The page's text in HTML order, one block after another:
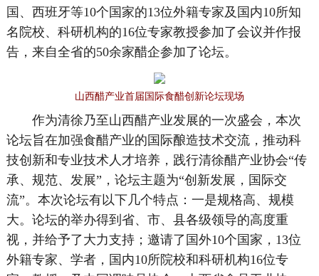
国、西班牙等10个国家的13位外籍专家及国内10所知
名院校、科研机构的16位专家教授参加了会议并作报
告，来自全省的50余家醋企参加了论坛。
山西醋产业首届国际食醋创新论坛现场
作为清徐乃至山西醋产业发展的一次盛会，本次
论坛旨在加强食醋产业的国际酿造技术交流，推动科
技创新和专业技术人才培养，践行清徐醋产业协会“传
承、规范、发展”，论坛主题为“创新发展，国际交
流”。本次论坛有以下几个特点：一是规格高、规模
大。论坛的举办得到省、市、县各级领导的高度重
视，并给予了大力支持；邀请了国外10个国家，13位
外籍专家、学者，国内10所院校和科研机构16位专